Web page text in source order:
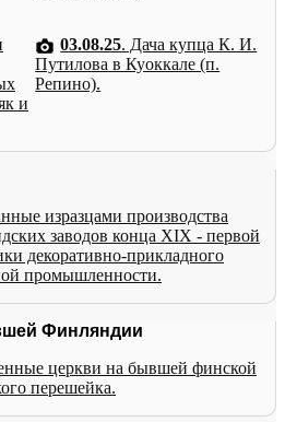
и
03.08.25. Дача купца К. И.
Путилова в Куоккале (п.
Репино).
изразцами производства
заводов конца XIX - первой
декоративно-прикладного
промышленности.
Финляндии
церкви на бывшей финской
перешейка.